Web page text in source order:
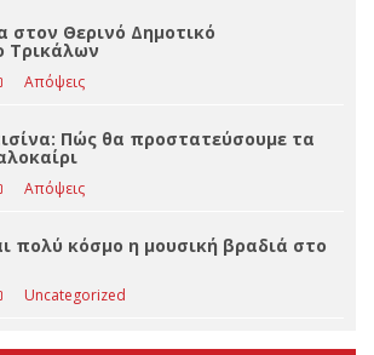
στο νομό Τρικάλων
Slider
Θερινό Δημοτικό
Απόψεις
Πώς θα προστατεύσουμε τα
Απόψεις